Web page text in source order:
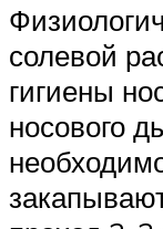
солевой
гигиены
носового